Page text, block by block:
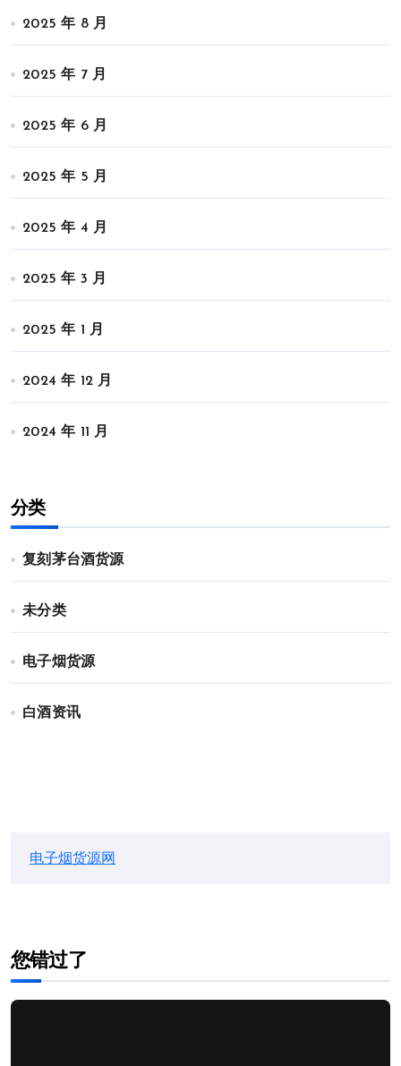
2025 年 8 月
2025 年 7 月
2025 年 6 月
2025 年 5 月
2025 年 4 月
2025 年 3 月
2025 年 1 月
2024 年 12 月
2024 年 11 月
分类
复刻茅台酒货源
未分类
电子烟货源
白酒资讯
电子烟货源网
您错过了